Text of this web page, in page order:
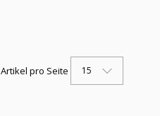
Artikel pro Seite 15